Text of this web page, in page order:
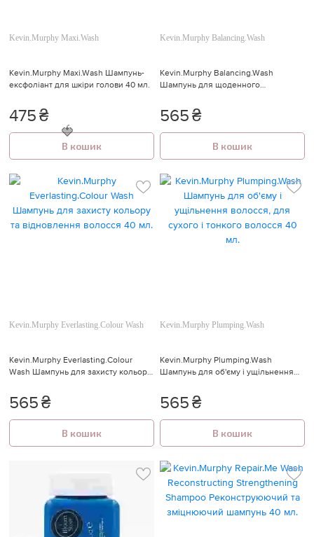
Kevin.Murphy Maxi.Wash
Kevin.Murphy Maxi.Wash Шампунь-
ексфоліант для шкіри голови 40 мл.
475₴
В кошик
Kevin.Murphy Balancing.Wash
Kevin.Murphy Balancing.Wash
Шампунь для щоденного
565₴
В кошик
Kevin.Murphy Everlasting.Colour Wash
Kevin.Murphy Everlasting.Colour
Wash Шампунь для захисту кольору
565₴
В кошик
Kevin.Murphy Plumping.Wash
Kevin.Murphy Plumping.Wash
Шампунь для об'єму і ущільнення
волосся 40 мл.
565₴
В кошик